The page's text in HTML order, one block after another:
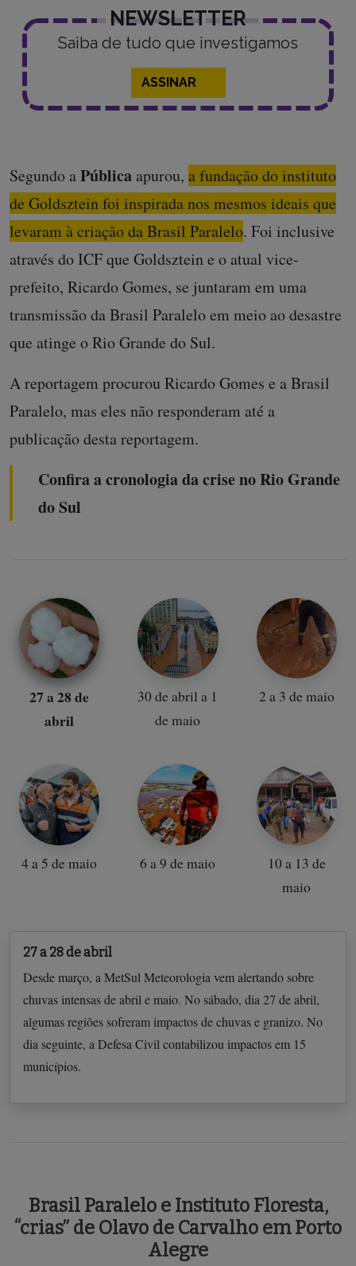
NEWSLETTER
Saiba de tudo que investigamos
ASSINAR
Segundo aPública apurou, a fundação do instituto
de Goldsztein foi inspirada nos mesmos ideais que
levaram à criação da Brasil Paralelo. Foi inclusive
através do ICF que Goldsztein e o atual vice-
prefeito, Ricardo Gomes, se juntaram em uma
transmissão da Brasil Paralelo em meio ao desastre
que atinge o Rio Grande do Sul.
A reportagem procurou Ricardo Gomes e a Brasil
Paralelo, mas eles não responderam até a
publicação desta reportagem.
Confira a cronologia da crise no Rio Grande
do Sul
27 a 28 de
abril
30 de abril a 1
de maio
2 a 3 de maio
4 a 5 de maio 6 a 9 de maio
10 a 13 de
maio
27 a 28 de abril
Desde março, a MetSul Meteorologia vem alertando sobre
chuvas intensas de abril e maio. No sábado, dia 27 de abril,
algumas regiões sofreram impactos de chuvas e granizo. No
dia seguinte, a Defesa Civil contabilizou impactos em 15
municípios.
Brasil Paralelo e Instituto Floresta,
“crias” de Olavo de Carvalho em Porto
Alegre